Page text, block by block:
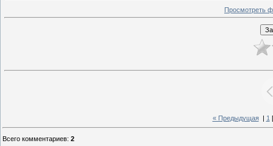
Просмотреть
« Предыдущая| 1 [
Всего комментариев: 2